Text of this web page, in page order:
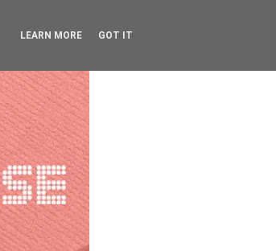
LEARN MORE GOT IT